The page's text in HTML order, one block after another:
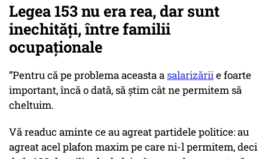
Legea 153 nu era rea, dar sunt
inechități, între familii
ocupaționale
”Pentru că pe problema aceasta asalarizăriie foarte
important, încă o dată, să știm cât ne permitem să
cheltuim.
Vă readuc aminte ce au agreat partidele politice: au
agreat acel plafon maxim pe care ni-l permitem, deci